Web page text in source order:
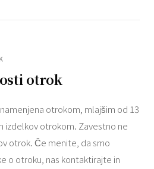
otrok
otrokom, mlajšim od 13
izdelkov otrokom. Zavestno ne
otrok. Če menite, da smo
o otroku, nas kontaktirajte in